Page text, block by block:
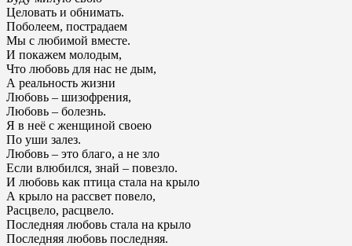
Целовать и обнимать.
Поболеем, пострадаем
Мы с любимой вместе.
И покажем молодым,
Что любовь для нас не дым,
А реальность жизни
Любовь – шизофрения,
Любовь – болезнь.
Я в неё с женщиной своею
По уши залез.
Любовь – это благо, а не зло
Если влюбился, знай – повезло.
И любовь как птица стала на крыло
А крыло на рассвет повело,
Расцвело, расцвело.
Последняя любовь стала на крыло
Последняя любовь последняя.